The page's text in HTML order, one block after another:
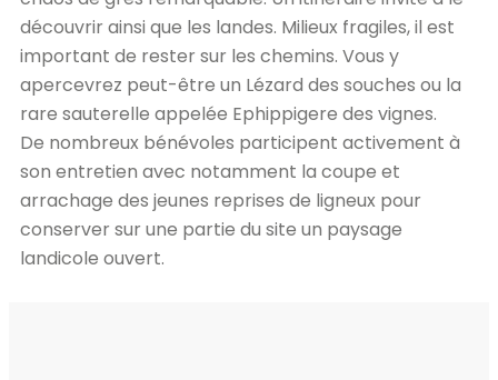
découvrir ainsi que les landes. Milieux fragiles, il est
important de rester sur les chemins. Vous y
apercevrez peut-être un Lézard des souches ou la
rare sauterelle appelée Ephippigere des vignes.
De nombreux bénévoles participent activement à
son entretien avec notamment la coupe et
arrachage des jeunes reprises de ligneux pour
conserver sur une partie du site un paysage
landicole ouvert.